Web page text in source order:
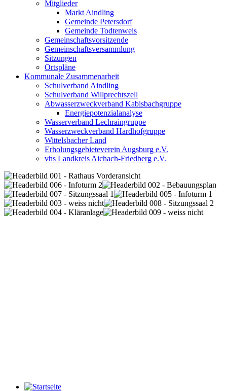
Mitglieder
Markt Aindling
Gemeinde Petersdorf
Gemeinde Todtenweis
Gemeinschaftsvorsitzende
Gemeinschaftsversammlung
Sitzungen
Ortspläne
Kommunale Zusammenarbeit
Schulverband Aindling
Schulverband Willprechtszell
Abwasserzweckverband Kabisbachgruppe
Energiepotenzialanalyse
Wasserverband Lechraingruppe
Wasserzweckverband Hardhofgruppe
Wittelsbacher Land
Erholungsgebieteverein Augsburg e.V.
vhs Landkreis Aichach-Friedberg e.V.